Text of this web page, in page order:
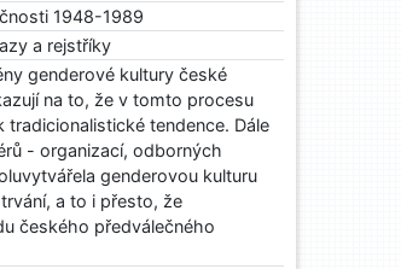
1948-1989
a rejstříky
genderové kultury české
na to, že v tomto procesu
tendence. Dále
- organizací, odborných
genderovou kulturu
a to i přesto, že
českého předválečného